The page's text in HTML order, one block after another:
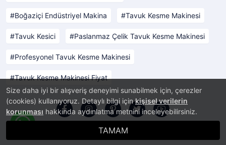
Size daha iyi bir alışveriş deneyimi sunabilmek için, çerezler
(cookies) kullanıyoruz. Detaylı bilgi içinkişisel verilerin
korunması hakkında aydınlatma metnini inceleyebilirsiniz.
TAMAM
Boğaziçi Endüstriyel Makina Tavuk Kesme Makinesi
Tavuk Kesici Paslanmaz Çelik Tavuk Kesme Makinesi
Profesyonel Tavuk Kesme Makinesi
Tavuk Kesme Makinesi Fiyat
E-Ticaret Sistemi